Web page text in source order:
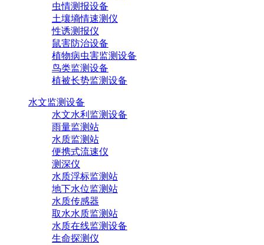
虫情测报设备
土壤墒情速测仪
性诱测报仪
鼠害防治设备
植物病虫害监测设备
鸟类监测设备
植被长势监测设备
水文监测设备
水文水利监测设备
雨量监测站
水质监测站
便携式流速仪
测深仪
水质浮标监测站
地下水位监测站
水质传感器
取水水质监测站
水质在线监测设备
生命探测仪